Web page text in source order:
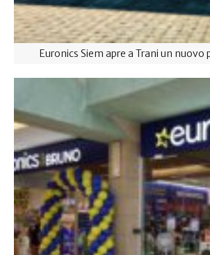
Euronics Siem apre a Trani un